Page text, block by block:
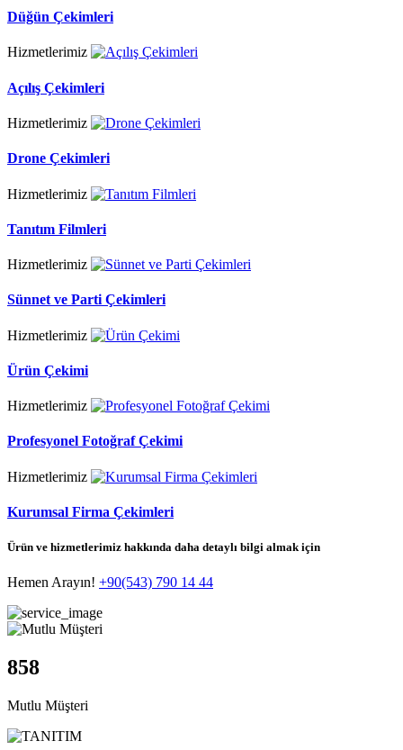
Düğün Çekimleri
Hizmetlerimiz
Açılış Çekimleri
Hizmetlerimiz
Drone Çekimleri
Hizmetlerimiz
Tanıtım Filmleri
Hizmetlerimiz
Sünnet ve Parti Çekimleri
Hizmetlerimiz
Ürün Çekimi
Hizmetlerimiz
Profesyonel Fotoğraf Çekimi
Hizmetlerimiz
Kurumsal Firma Çekimleri
Ürün ve hizmetlerimiz hakkında daha detaylı bilgi almak için
Hemen Arayın! +90(543) 790 14 44
858
Mutlu Müşteri